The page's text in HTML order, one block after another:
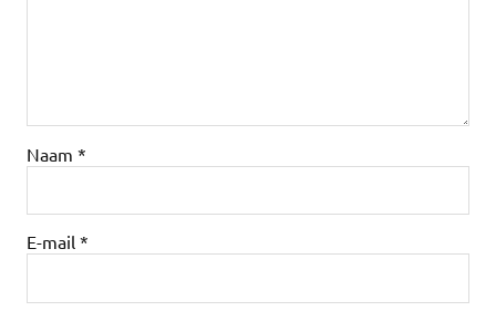
Naam *
E-mail *